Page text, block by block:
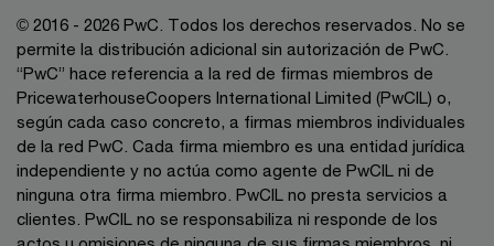
© 2016 - 2026 PwC. Todos los derechos reservados. No se
permite la distribución adicional sin autorización de PwC.
“PwC” hace referencia a la red de firmas miembros de
PricewaterhouseCoopers International Limited (PwCIL) o,
según cada caso concreto, a firmas miembros individuales
de la red PwC. Cada firma miembro es una entidad jurídica
independiente y no actúa como agente de PwCIL ni de
ninguna otra firma miembro. PwCIL no presta servicios a
clientes. PwCIL no se responsabiliza ni responde de los